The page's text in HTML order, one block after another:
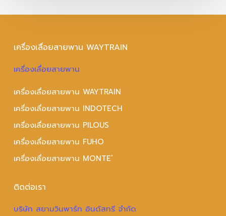
เครื่องเลื่อยสายพาน WAYTRAIN
เครื่องเลื่อยสายพาน
เครื่องเลื่อยสายพาน WAYTRAIN
เครื่องเลื่อยสายพาน INDOTECH
เครื่องเลื่อยสายพาน PILOUS
เครื่องเลื่อยสายพาน FUHO
เครื่องเลื่อยสายพาน MONTE’
ติดต่อเรา
บริษัท สยามวินพาร์ท อินดัสทรี จำกัด